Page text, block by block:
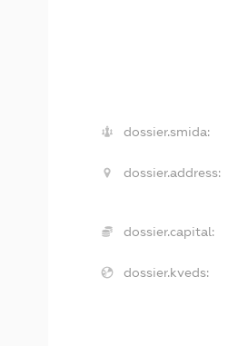
dossier.smida:
dossier.address:
dossier.capital:
dossier.kveds: